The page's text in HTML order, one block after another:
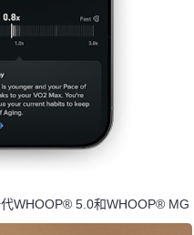
WHOOP® 5.0和WHOOP® MG